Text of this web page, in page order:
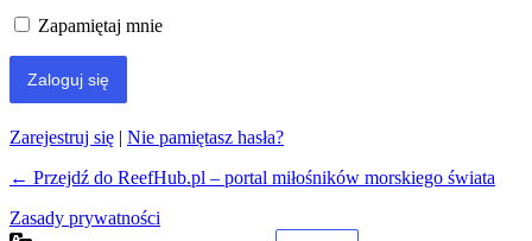
Zapamiętaj mnie
Zarejestruj się | Nie pamiętasz hasła?
← Przejdź do ReefHub.pl – portal miłośników morskiego świata
Zasady prywatności